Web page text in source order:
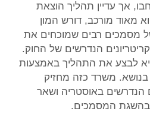
אך עדיין תהליך הוצאת
מאוד מורכב, דורש המון
מסמכים רבים שמוכחים את
הנדרשים של החוק.
לבצע את התהליך באמצעות
משרד כזה מחזיק
הנדרשים באוסטריה ושאר
בהשגת המסמכים.